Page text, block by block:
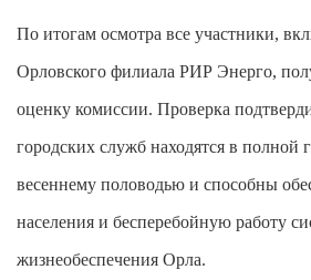
По итогам осмотра все участники,
Орловского филиала РИР Энерго,
оценку комиссии. Проверка
городских служб находятся в полной
весеннему половодью и способны
населения и бесперебойную работу
жизнеобеспечения Орла.